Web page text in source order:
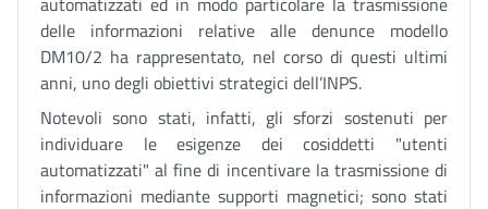
delle informazioni relative alle denunce modello
DM10/2 ha rappresentato, nel corso di questi ultimi
anni, uno degli obiettivi strategici dell’INPS.
Notevoli sono stati, infatti, gli sforzi sostenuti per
individuare le esigenze dei cosiddetti "utenti
automatizzati" al fine di incentivare la trasmissione di
informazioni mediante supporti magnetici; sono stati